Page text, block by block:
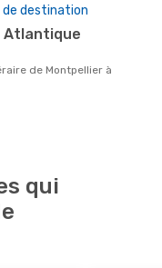
destination
qui